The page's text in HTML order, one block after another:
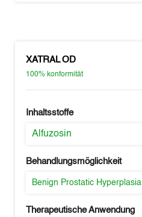
XATRAL OD
100% konformität
Inhaltsstoffe
Alfuzosin
Behandlungsmöglichkeit
Benign Prostatic Hyperplasia
Therapeutische Anwendung